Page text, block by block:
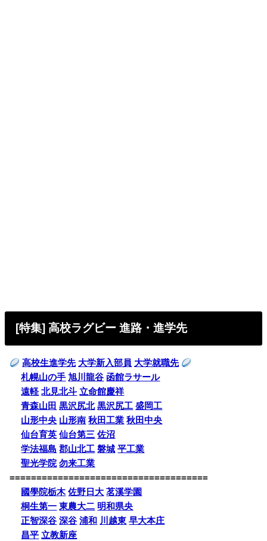
[特集] 高校ラグビー 進路・進学先
高校生進学先 大学新入部員 大学就職先
札幌山の手 旭川龍谷 函館ラサール
遠軽 北見北斗 立命館慶祥
青森山田 黒沢尻北 黒沢尻工 盛岡工
山形中央 山形南 秋田工業 秋田中央
仙台育英 仙台第三 佐沼
学法福島 郡山北工 磐城 平工業
聖光学院 勿来工業
=====================================
國學院栃木 佐野日大 茗溪学園
桐生第一 東農大二 明和県央
正智深谷 深谷 浦和 川越東 早大本庄
昌平 立教新座